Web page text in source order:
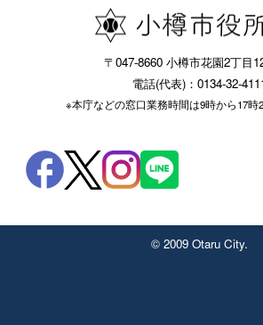
〒047-8660 小樽市花園2丁目
電話(代表)：0134-32-
※本庁などの窓口業務時間は9時から17時
© 2009 Otaru City.